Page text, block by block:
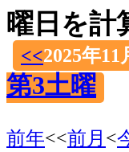
曜日を計
<<2025年11
第3土曜
前年<<前月 <